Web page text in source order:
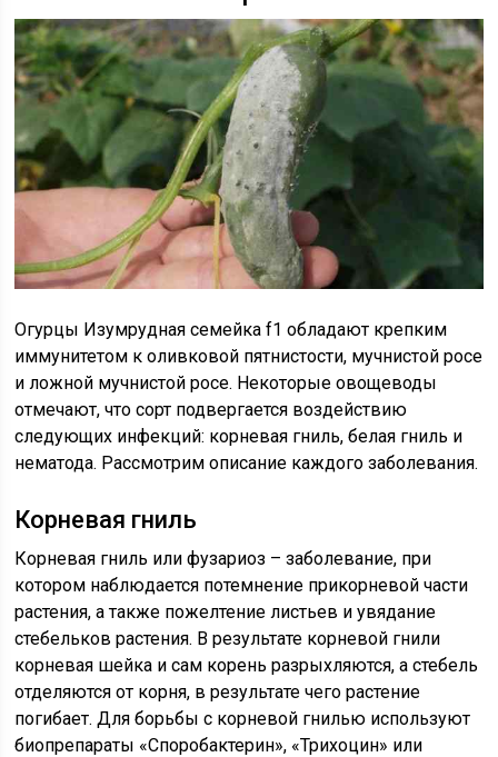
Огурцы Изумрудная семейка f1 обладают крепким
иммунитетом к оливковой пятнистости, мучнистой росе
и ложной мучнистой росе. Некоторые овощеводы
отмечают, что сорт подвергается воздействию
следующих инфекций: корневая гниль, белая гниль и
нематода. Рассмотрим описание каждого заболевания.
Корневая гниль
Корневая гниль или фузариоз – заболевание, при
котором наблюдается потемнение прикорневой части
растения, а также пожелтение листьев и увядание
стебельков растения. В результате корневой гнили
корневая шейка и сам корень разрыхляются, а стебель
отделяются от корня, в результате чего растение
погибает. Для борьбы с корневой гнилью используют
биопрепараты «Споробактерин», «Трихоцин» или